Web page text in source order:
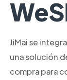
JiMai se
una solución
compra para